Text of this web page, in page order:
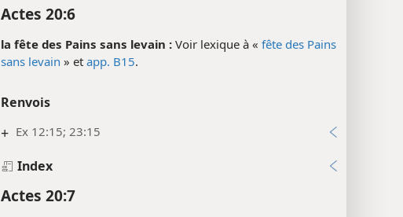
Actes 20:6
la fête des Pains sans levain : Voir lexique à « fête des Pains
sans levain » et app. B15.
Renvois
+ Ex 12:15; 23:15
Index
Actes 20:7